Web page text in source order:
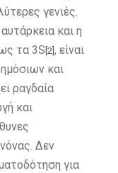
γενιές.
και η
τα 3S [2] , είναι
και
ραγδαία
και
Δεν
για